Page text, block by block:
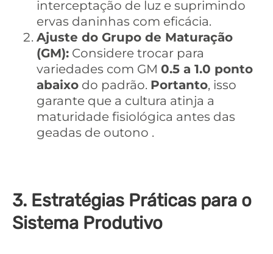
interceptação de luz e suprimindo
ervas daninhas com eficácia.
Ajuste do Grupo de Maturação
(GM): Considere trocar para
variedades com GM 0.5 a 1.0 ponto
abaixo do padrão. Portanto, isso
garante que a cultura atinja a
maturidade fisiológica antes das
geadas de outono .
3. Estratégias Práticas para o
Sistema Produtivo